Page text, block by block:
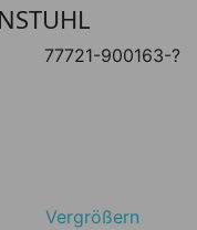
77721-900163-?
Vergrößern